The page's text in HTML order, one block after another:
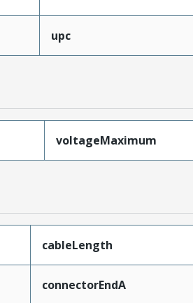
upc
voltageMaximum
cableLength
connectorEndA